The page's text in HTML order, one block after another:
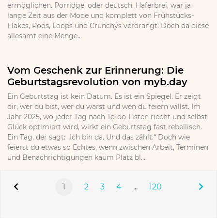
ermöglichen. Porridge, oder deutsch, Haferbrei, war ja
lange Zeit aus der Mode und komplett von Frühstücks-
Flakes, Poos, Loops und Crunchys verdrängt. Doch da diese
allesamt eine Menge...
Vom Geschenk zur Erinnerung: Die
Geburtstagsrevolution von myb.day
Ein Geburtstag ist kein Datum. Es ist ein Spiegel. Er zeigt
dir, wer du bist, wer du warst und wen du feiern willst. Im
Jahr 2025, wo jeder Tag nach To-do-Listen riecht und selbst
Glück optimiert wird, wirkt ein Geburtstag fast rebellisch.
Ein Tag, der sagt: „Ich bin da. Und das zählt.“ Doch wie
feierst du etwas so Echtes, wenn zwischen Arbeit, Terminen
und Benachrichtigungen kaum Platz bl...
1 2 3 4 ... 120